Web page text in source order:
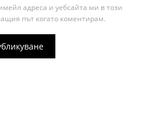
адреса и уебсайта ми в този
път когато коментирам.